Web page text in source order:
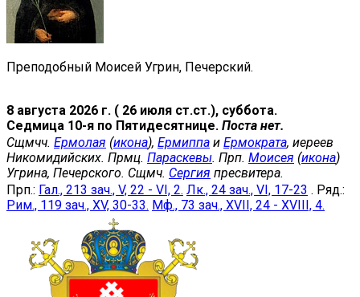
Преподобный Моисей Угрин, Печерский.
8 августа 2026 г. ( 26 июля ст.ст.), суббота.
Седмица 10-я по Пятидесятнице. Поста нет.
Сщмчч. Ермолая (икона), Ермиппа и Ермократа, иереев
Никомидийских. Прмц. Параскевы. Прп. Моисея (икона)
Угрина, Печерского. Сщмч. Сергия пресвитера.
Прп.: Гал., 213 зач., V, 22 - VI, 2. Лк., 24 зач., VI, 17-23 . Ряд.:
Рим., 119 зач., XV, 30-33. Мф., 73 зач., XVII, 24 - XVIII, 4.